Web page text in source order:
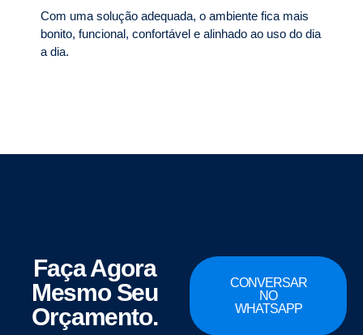
Com uma solução adequada, o ambiente fica mais
bonito, funcional, confortável e alinhado ao uso do dia
a dia.
Faça Agora
Mesmo Seu
Orçamento.
CONVERSAR
NO
WHATSAPP